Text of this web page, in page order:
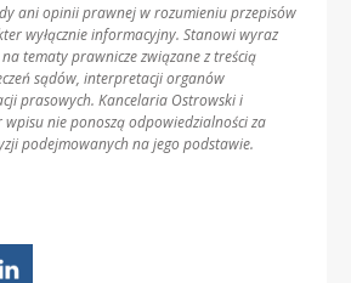
ani opinii prawnej w rozumieniu przepisów
wyłącznie informacyjny. Stanowi wyraz
tematy prawnicze związane z treścią
sądów, interpretacji organów
prasowych. Kancelaria Ostrowski i
wpisu nie ponoszą odpowiedzialności za
podejmowanych na jego podstawie.